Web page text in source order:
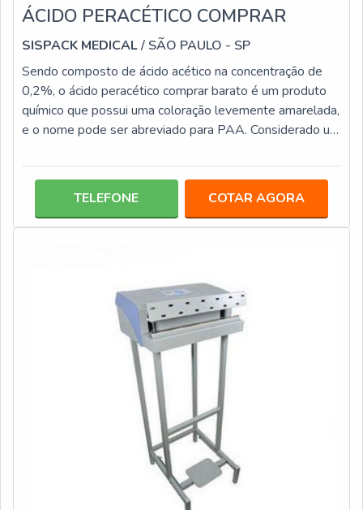
ÁCIDO PERACÉTICO COMPRAR
SISPACK MEDICAL/ SÃO PAULO - SP
Sendo composto de ácido acético na concentração de
0,2%, o ácido peracético comprar barato é um produto
químico que possui uma coloração levemente amarelada,
e o nome pode ser abreviado para PAA. Considerado um
tóxico, por isso a manipulação deve ser feita sempre
pele.A atuação é extremamente eficiente podendo
eliminar totalmente a presença de microrganismos como
TELEFONE COTAR AGORA